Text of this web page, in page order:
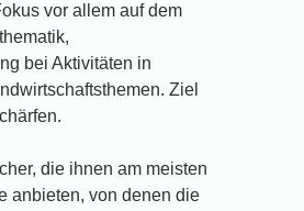
vor allem auf dem
bei Aktivitäten in
Ziel
die ihnen am meisten
anbieten, von denen die